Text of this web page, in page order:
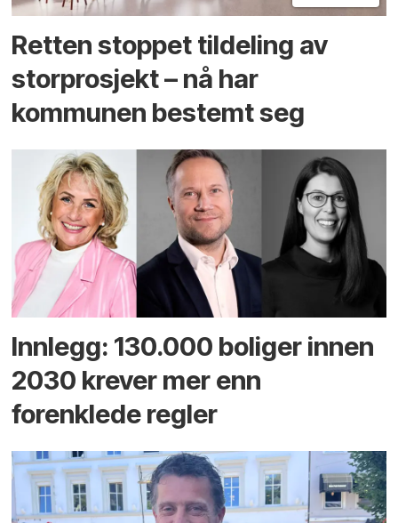
Retten stoppet tildeling av
storprosjekt – nå har
kommunen bestemt seg
Innlegg: 130.000 boliger innen
2030 krever mer enn
forenklede regler